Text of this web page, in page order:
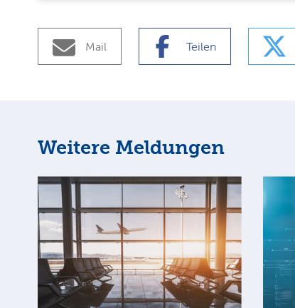
Mail Teilen
Weitere Meldungen